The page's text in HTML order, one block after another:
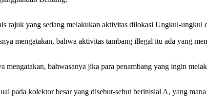
rajuk yang sedang melakukan aktivitas dilokasi Ungkul-ungkul
mengatakan, bahwa aktivitas tambang illegal itu ada yang
bahwasanya jika para penambang yang ingin
pada kolektor besar yang disebut-sebut berinisial A, yang